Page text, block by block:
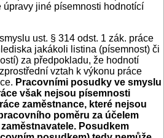
úpravy jiné písemnosti hodnotící
ust. § 314 odst. 1 zák. práce
jakákoli listina (písemnost) či
za předpokladu, že hodnotí
vztah k výkonu práce
Pracovními posudky ve smyslu
však nejsou písemnosti
zaměstnance, které nejsou
poměru za účelem
Posudkem